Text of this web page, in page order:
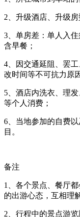
2 、升级酒店、升级
3 、单房差：单人入
含早餐；
4 、因交通延阻、罢
改时间等不可抗力原
5 、酒店内洗衣、理
等个人消费；
6 、当地参加的自费
目。
备注
1、 各个景点、餐厅
的出游心态，互相理
2 、行程中的景点游